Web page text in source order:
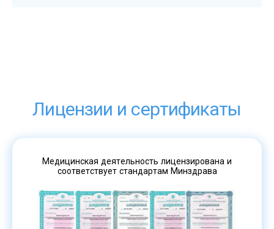
Лицензии и сертификаты
Медицинская деятельность лицензирована и
соответствует стандартам Минздрава